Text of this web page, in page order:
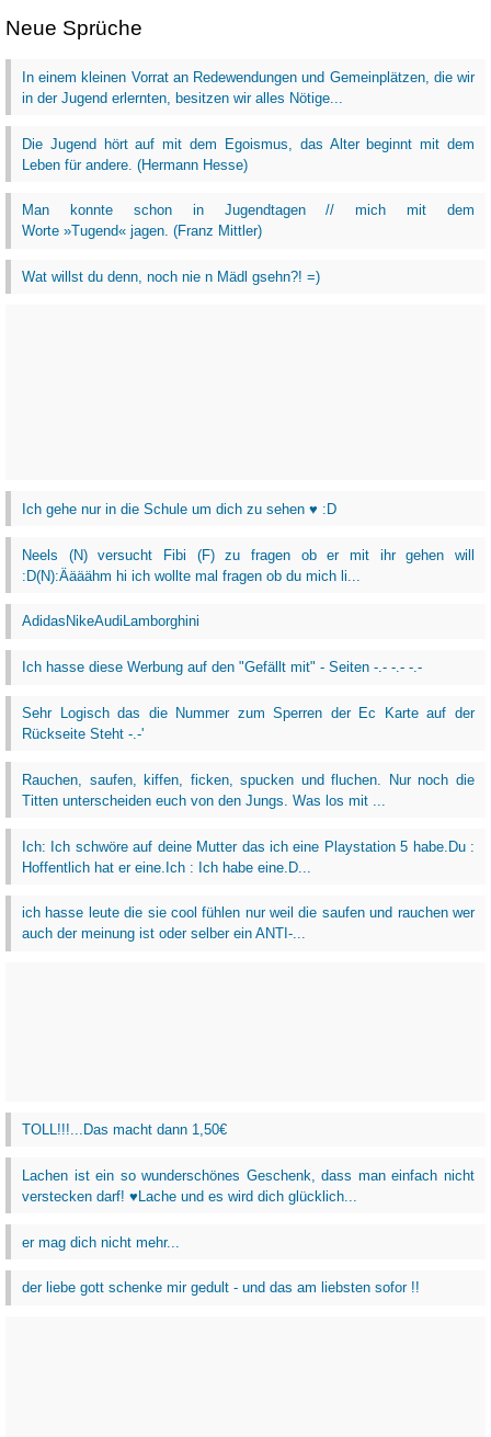
Neue Sprüche
In einem kleinen Vorrat an Redewendungen und Gemeinplätzen, die wir
in der Jugend erlernten, besitzen wir alles Nötige...
Die Jugend hört auf mit dem Egoismus, das Alter beginnt mit dem
Leben für andere. (Hermann Hesse)
Man konnte schon in Jugendtagen // mich mit dem
Worte »Tugend« jagen. (Franz Mittler)
Wat willst du denn, noch nie n Mädl gsehn?! =)
Ich gehe nur in die Schule um dich zu sehen ♥ :D
Neels (N) versucht Fibi (F) zu fragen ob er mit ihr gehen will
:D(N):Äääähm hi ich wollte mal fragen ob du mich li...
AdidasNikeAudiLamborghini
Ich hasse diese Werbung auf den "Gefällt mit" - Seiten -.- -.- -.-
Sehr Logisch das die Nummer zum Sperren der Ec Karte auf der
Rückseite Steht -.-'
Rauchen, saufen, kiffen, ficken, spucken und fluchen. Nur noch die
Titten unterscheiden euch von den Jungs. Was los mit ...
Ich: Ich schwöre auf deine Mutter das ich eine Playstation 5 habe.Du :
Hoffentlich hat er eine.Ich : Ich habe eine.D...
ich hasse leute die sie cool fühlen nur weil die saufen und rauchen wer
auch der meinung ist oder selber ein ANTI-...
TOLL!!!...Das macht dann 1,50€
Lachen ist ein so wunderschönes Geschenk, dass man einfach nicht
verstecken darf! ♥Lache und es wird dich glücklich...
er mag dich nicht mehr...
der liebe gott schenke mir gedult - und das am liebsten sofor !!